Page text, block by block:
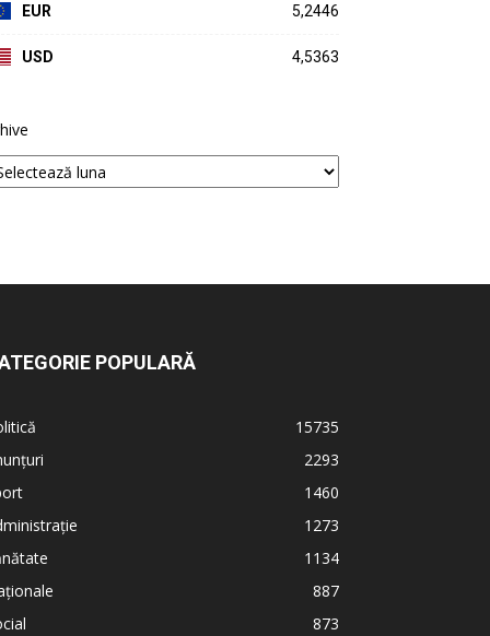
EUR 5,2446
USD 4,5363
POPULARĂ
15735
2293
1460
1273
1134
887
873